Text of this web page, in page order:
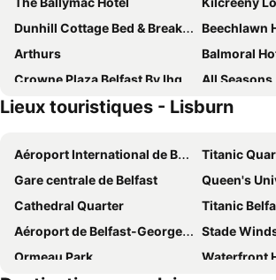
Dunhill Cottage Bed & Breakfast
Beechlawn
Arthurs
Balmoral
Crowne Plaza Belfast By Ihg
All Seasons
Ivanhoe Inn and Hotel
Aloft Belfast
The Harrison Chambers of Distinction
Gregory by the
The Gregory
innbelfast
Standing Stones Lodge
Number 11 by
Pearl Court
ibis Belfast
Springfield B&B
Bradbury
Lieux touristiques - Lisburn
Aéroport International de Belfast
Titanic
Gare centrale de Belfast
Queen's
Cathedral Quarter
Titanic
Aéroport de Belfast-George Best
Stade
Ormeau Park
Waterfront